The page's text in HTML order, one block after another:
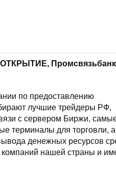
ОТКРЫТИЕ,
по предоставлению
лучшие трейдеры РФ,
с сервером Биржи,
терминалы для торговли, а
денежных ресурсов
нашей страны и